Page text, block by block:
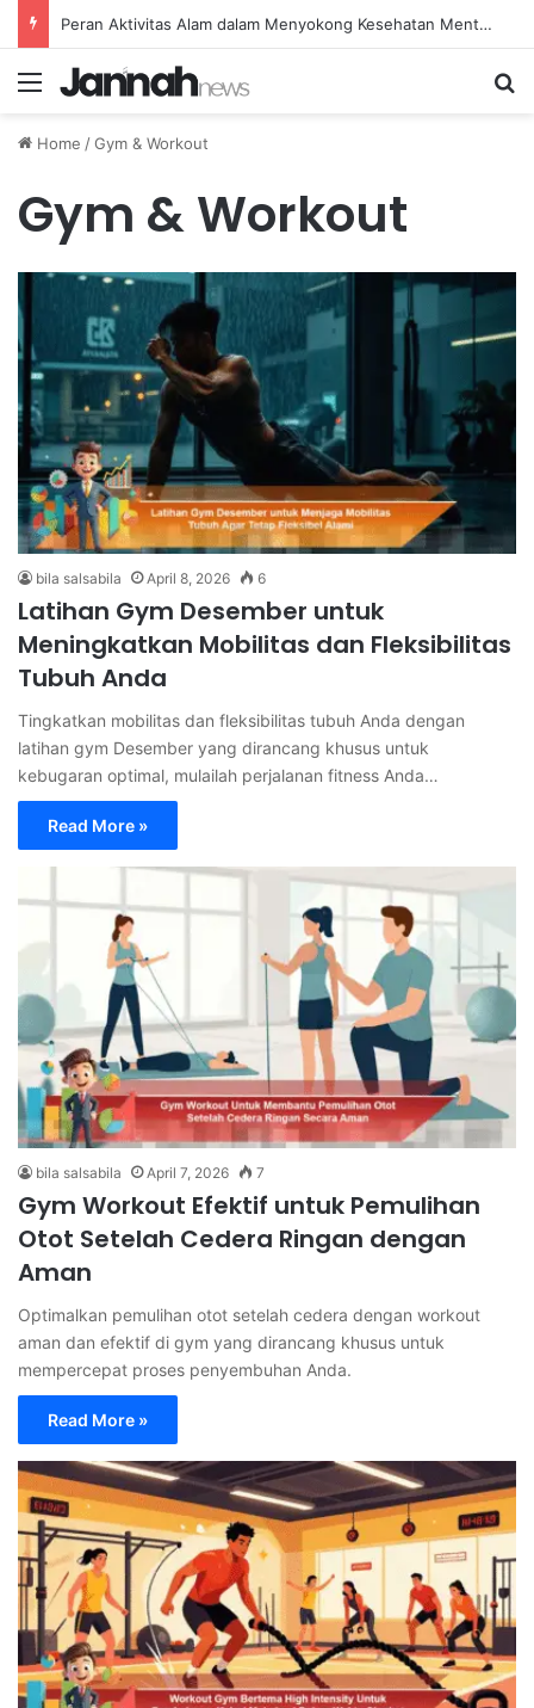
Peran Aktivitas Alam dalam Menyokong Kesehatan Mental dan Menenangkan Pikiran di Masa Sulit
Menu
Home /Gym & Workout
Gym & Workout
bila salsabila April 8, 2026 6
Latihan Gym Desember untuk
Meningkatkan Mobilitas dan Fleksibilitas
Tubuh Anda
Tingkatkan mobilitas dan fleksibilitas tubuh Anda dengan
latihan gym Desember yang dirancang khusus untuk
kebugaran optimal, mulailah perjalanan fitness Anda…
Read More »
bila salsabila April 7, 2026 7
Gym Workout Efektif untuk Pemulihan
Otot Setelah Cedera Ringan dengan
Aman
Optimalkan pemulihan otot setelah cedera dengan workout
aman dan efektif di gym yang dirancang khusus untuk
mempercepat proses penyembuhan Anda.
Read More »